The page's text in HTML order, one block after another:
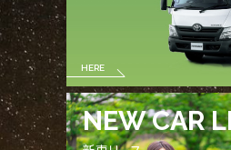
HERE
NEW CAR